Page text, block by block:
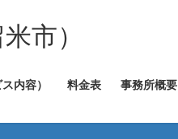
市）
内容） 料金表 事務所概要